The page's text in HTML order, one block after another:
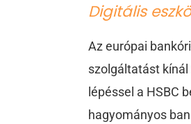
Digitális
Az európai
szolgáltatást
lépéssel a HSBC
hagyományos